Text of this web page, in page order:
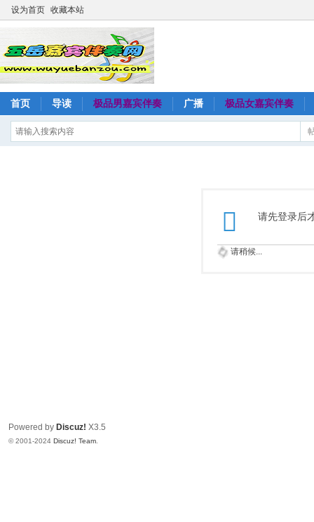
设为首页 收藏本站
首页 导读 极品男嘉宾伴奏 广播 极品女嘉宾伴奏
请先登录后
请稍候...
Powered by Discuz! X3.5
© 2001-2024 Discuz! Team